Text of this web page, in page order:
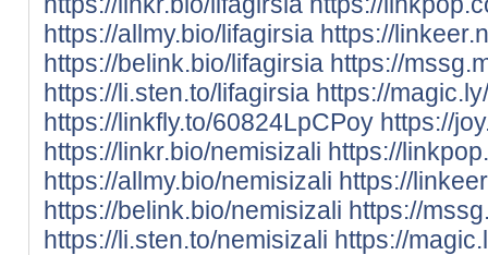
https://allmy.bio/lifagirsia https://
https://belink.bio/lifagirsia https://
https://li.sten.to/lifagirsia https://
https://linkfly.to/60824LpCPoy https://
https://linkr.bio/nemisizali https://
https://allmy.bio/nemisizali https://
https://belink.bio/nemisizali https://
https://li.sten.to/nemisizali https://